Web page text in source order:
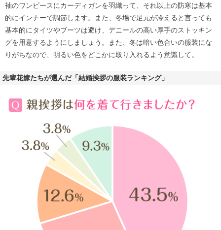
袖のワンピースにカーディガンを羽織って、それ以上の防寒は基本
的にインナーで調節します。また、冬場で足元が冷えると言っても
基本的にタイツやブーツは避け、デニールの高い厚手のストッキン
グを用意するようにしましょう。また、冬は暗い色合いの服装にな
りがちなので、明るい色をどこかに取り入れるよう意識して。
先輩花嫁たちが選んだ「結婚挨拶の服装ランキング」